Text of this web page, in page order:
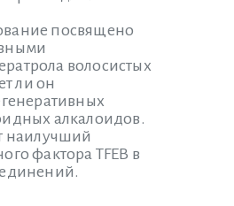
посвящено
волосистых
ли он
алкалоидов.
наилучший
фактора TFEB в